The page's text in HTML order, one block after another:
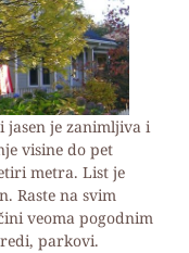
jasen je zanimljiva i
visine do pet
metra. List je
Raste na svim
veoma pogodnim
parkovi.